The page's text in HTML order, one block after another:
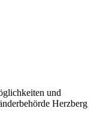
und
Herzberg